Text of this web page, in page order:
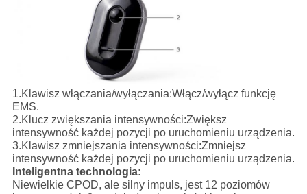
1.Klawisz włączania/wyłączania:Włącz/wyłącz funkcję
EMS.
2.Klucz zwiększania intensywności:Zwiększ
intensywność każdej pozycji po uruchomieniu urządzenia.
3.Klawisz zmniejszania intensywności:Zmniejsz
intensywność każdej pozycji po uruchomieniu urządzenia.
Inteligentna technologia:
Niewielkie CPOD, ale silny impuls, jest 12 poziomów